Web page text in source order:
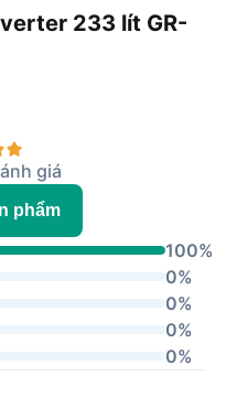
233 lít GR-
giá
phẩm
100%
0%
0%
0%
0%